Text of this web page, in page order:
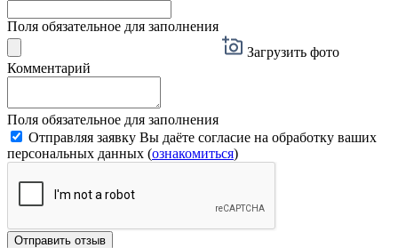
Поля обязательное для заполнения
Загрузить фото
Комментарий
Поля обязательное для заполнения
Отправляя заявку Вы даёте согласие на обработку ваших
персональных данных (ознакомиться)
Отправить отзыв